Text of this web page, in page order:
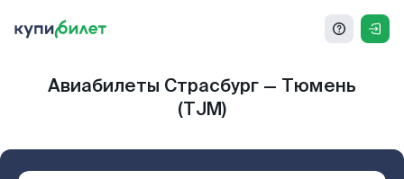
Авиабилеты Страсбург — Тюмень
(TJM)